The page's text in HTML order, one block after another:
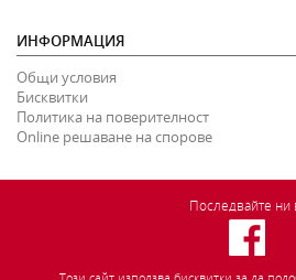
ИНФОРМАЦИЯ
Общи условия
Бисквитки
Политика на поверителност
Online решаване на спорове
Последвайте ни